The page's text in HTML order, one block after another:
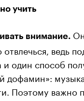
учить
внимание.
отвлечься, ведь
и один способ
дофамин»:
Поэтому важно